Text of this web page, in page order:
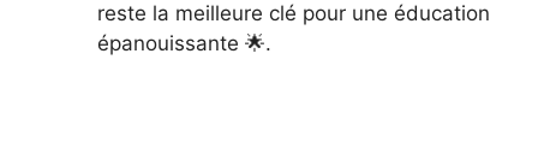
reste la meilleure clé pour une éducation
épanouissante 🌟.